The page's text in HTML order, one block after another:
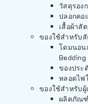
วัสดุรอง
ปลอกคอ
เสื้อผ้าสั
ของใช้สำหรับสั
โดมนอน
Bedding
ของประ
หลอดไฟ
ของใช้สำหรับผู้
ผลิตภัณฑ์